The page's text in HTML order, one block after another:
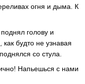
огня и дыма. К
голову и
будто не узнавая
со стула.
Напьешься с нами